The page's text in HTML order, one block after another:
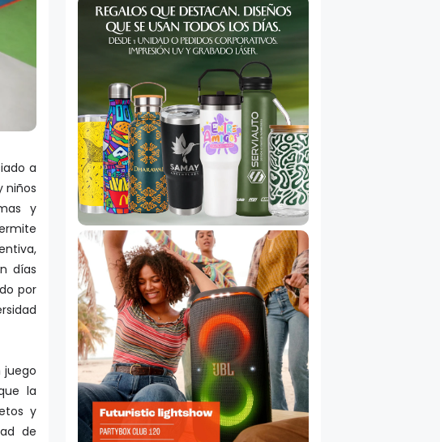
a
niños
y
días
por
juego
la
y
de